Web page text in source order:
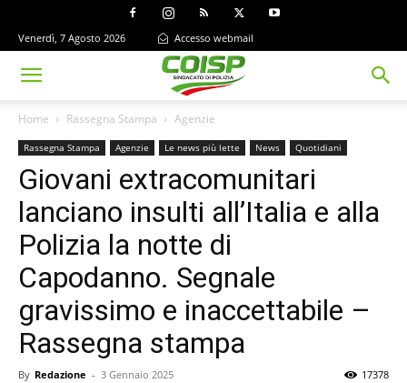
Venerdì, 7 Agosto 2026 Accesso webmail
Home Rassegna Stampa Agenzie
Rassegna Stampa Agenzie Le news più lette News Quotidiani
Giovani extracomunitari
lanciano insulti all’Italia e alla
Polizia la notte di
Capodanno. Segnale
gravissimo e inaccettabile –
Rassegna stampa
By Redazione - 3 Gennaio 2025 17378